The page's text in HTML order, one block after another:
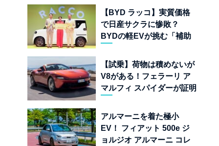
【BYD ラッコ】実質価格
で日産サクラに惨敗？
BYDの軽EVが挑む「補助
界
【試乗】荷物は積めないが
V8がある！フェラーリ ア
マルフィ スパイダーが証明
ーの至福
アルマーニを着た極小
EV！ フィアット 500e ジ
ョルジオ アルマーニ コレ